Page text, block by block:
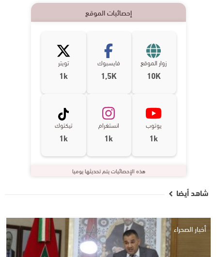
إحصائيات الموقع
زوار الموقع
10K
فايسبوك
1,5K
تويتر
1k
يوتوب
1k
انستغرام
1k
تيكتوك
1k
هذه الإحصائيات يتم تحديثها يوميا
شاهد أيضا
أخبار الصحراء